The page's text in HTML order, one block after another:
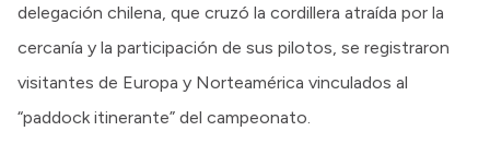
delegación chilena, que cruzó la cordillera atraída por la
cercanía y la participación de sus pilotos, se registraron
visitantes de Europa y Norteamérica vinculados al
“paddock itinerante” del campeonato.